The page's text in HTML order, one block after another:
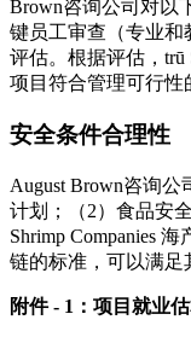
Brown咨询公司对以
键员工审查（专业和
评估。根据评估，trū
项目符合管理可行性
安全条件合理性
August Brown咨询
计划；（2）食品安
Shrimp Companies
链的标准，可以满足
附件 - 1：项目就业